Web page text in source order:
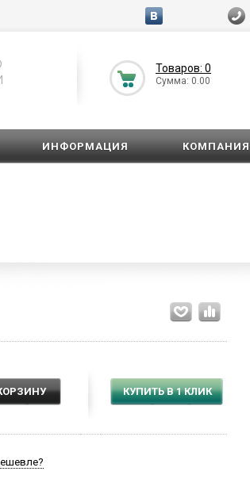
Товаров: 0
Сумма: 0.00
ИНФОРМАЦИЯ КОМПАНИЯ
КУПИТЬ В 1 КЛИК